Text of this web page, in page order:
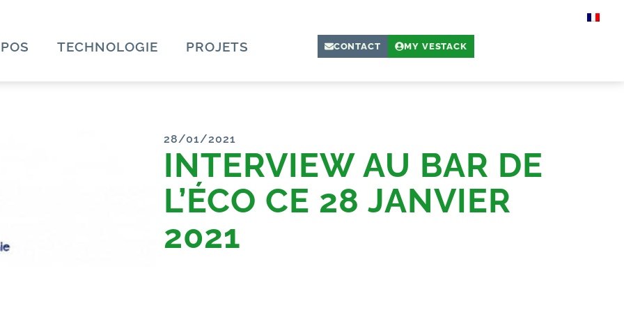
TECHNOLOGIE PROJETS CONTACT MY VESTACK
28/01/2021
INTERVIEW AU BAR DE
L’ÉCO CE 28 JANVIER
2021